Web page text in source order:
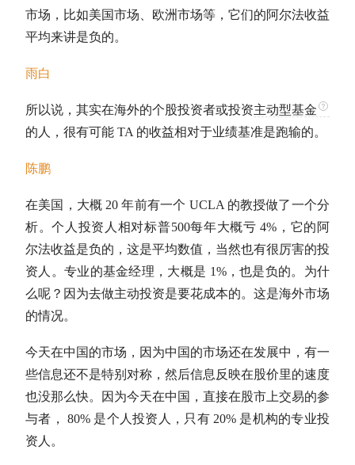
市场，比如美国市场、欧洲市场等，它们的阿尔法收益
平均来讲是负的。
雨白
所以说，其实在海外的个股投资者或投资主动型基金
的人，很有可能 TA 的收益相对于业绩基准是跑输的。
陈鹏
在美国，大概 20 年前有一个 UCLA 的教授做了一个分
析。个人投资人相对标普500每年大概亏 4%，它的 阿
尔法收益是负的，这是平均数值，当然也有很厉害的投
资人。专业的基金经理，大概是 1%，也是负的。为什
么呢？因为去做主动投资是要花成本的。这是海外市场
的情况。
今天在中国的市场，因为中国的市场还在发展中，有一
些信息还不是特别对称，然后信息反映在股价里的速度
也没那么快。因为今天在中国，直接在股市上交易的参
与者， 80% 是个人投资人，只有 20% 是机构的专业投
资人。